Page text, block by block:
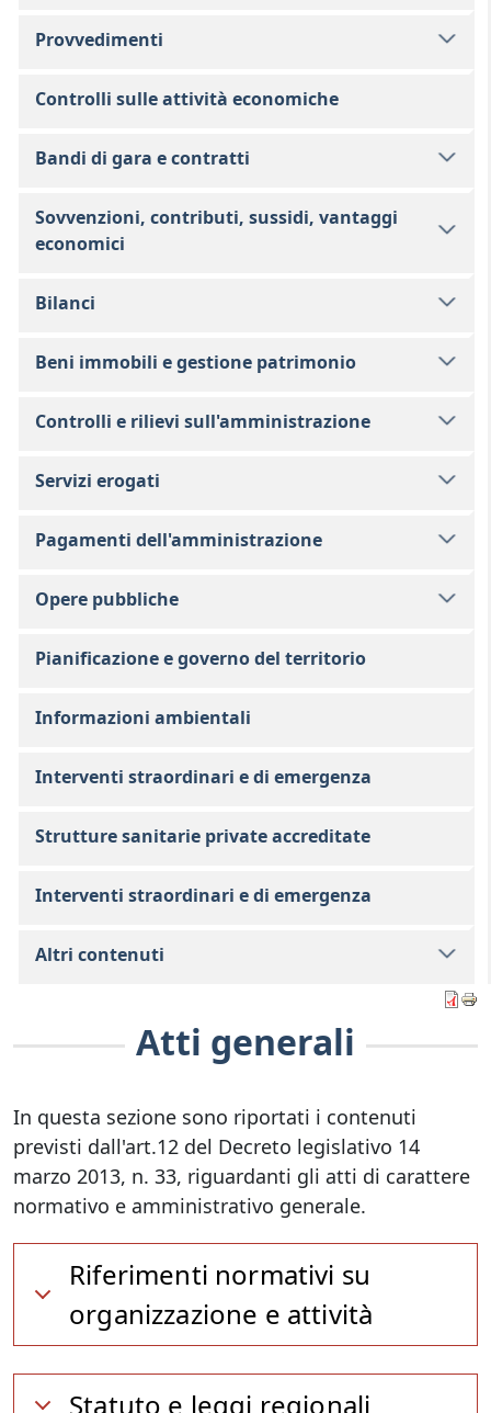
Atti generali
In questa sezione sono riportati i contenuti
previsti dall'art.12 del Decreto legislativo 14
marzo 2013, n. 33, riguardanti gli atti di carattere
normativo e amministrativo generale.
Riferimenti normativi su
organizzazione e attività
Statuto e leggi regionali
Provvedimenti
Controlli sulle attività economiche
Bandi di gara e contratti
Sovvenzioni, contributi, sussidi, vantaggi
economici
Bilanci
Beni immobili e gestione patrimonio
Controlli e rilievi sull'amministrazione
Servizi erogati
Pagamenti dell'amministrazione
Opere pubbliche
Pianificazione e governo del territorio
Informazioni ambientali
Interventi straordinari e di emergenza
Strutture sanitarie private accreditate
Interventi straordinari e di emergenza
Altri contenuti